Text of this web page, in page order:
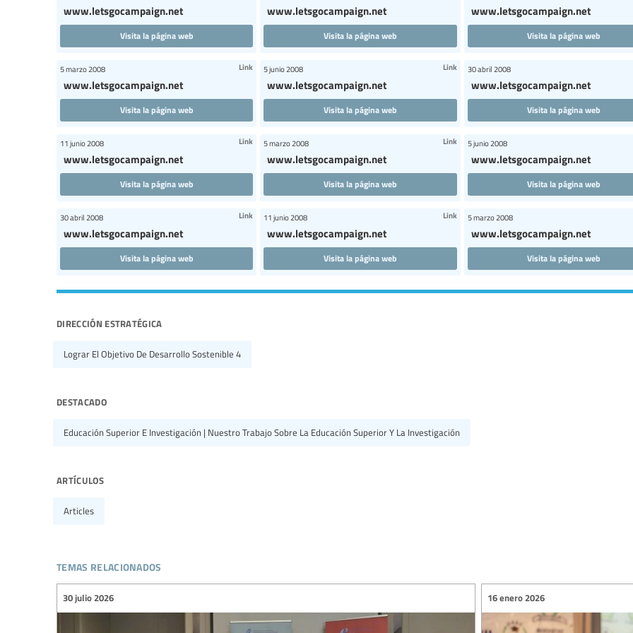
www.letsgocampaign.net
Visita la página web
www.letsgocampaign.net
Visita la página web
www.letsgocampaign.net
Visita la página web
www.letsgocampaign.net
5 marzo 2008 Link
Visita la página web
www.letsgocampaign.net
5 junio 2008 Link
Visita la página web
www.letsgocampaign.net
30 abril 2008
Visita la página web
www.letsgocampaign.net
11 junio 2008 Link
Visita la página web
www.letsgocampaign.net
5 marzo 2008 Link
Visita la página web
www.letsgocampaign.net
5 junio 2008
Visita la página web
www.letsgocampaign.net
30 abril 2008 Link
Visita la página web
www.letsgocampaign.net
11 junio 2008 Link
Visita la página web
www.letsgocampaign.net
5 marzo 2008
Visita la página web
dirección estratégica
Lograr El Objetivo De Desarrollo Sostenible 4
destacado
Educación Superior E Investigación | Nuestro Trabajo Sobre La Educación Superior Y La Investigación
artículos
Articles
temas relacionados
30 julio 2026 16 enero 2026